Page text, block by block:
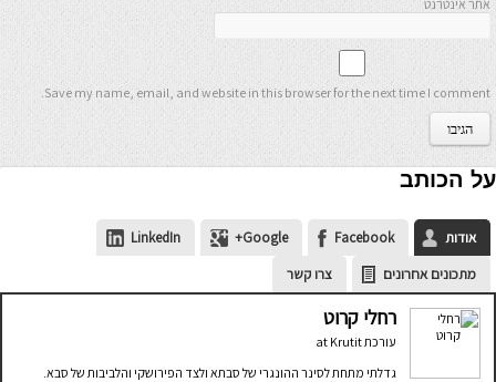
אתר אינטרנט
Save my name, email, and website in this browser for the next time I comment.
על הכותב
אודות Facebook
Google+
LinkedIn
מתכונים אחרונים
צרו קשר
רחלי קרוט
עורכת Krutit
גדלתי מתחת לסינר ההונגרי של סבתא ולצד הפירושקי והלביבות של סבא.